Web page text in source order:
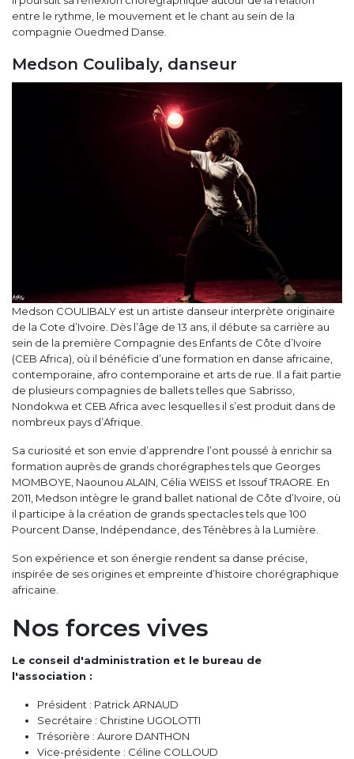
entre le rythme, le mouvement et le chant au sein de la
compagnie Ouedmed Danse.
Medson Coulibaly, danseur
Medson COULIBALY est un artiste danseur interprète originaire
de la Cote d’Ivoire. Dès l’âge de 13 ans, il débute sa carrière au
sein de la première Compagnie des Enfants de Côte d’Ivoire
(CEB Africa), où il bénéficie d’une formation en danse africaine,
contemporaine, afro contemporaine et arts de rue. Il a fait partie
de plusieurs compagnies de ballets telles que Sabrisso,
Nondokwa et CEB Africa avec lesquelles il s’est produit dans de
nombreux pays d’Afrique.
Sa curiosité et son envie d’apprendre l’ont poussé à enrichir sa
formation auprès de grands chorégraphes tels que Georges
MOMBOYE, Naounou ALAIN, Célia WEISS et Issouf TRAORE. En
2011, Medson intègre le grand ballet national de Côte d’Ivoire, où
il participe à la création de grands spectacles tels que 100
Pourcent Danse, Indépendance, des Ténèbres à la Lumière.
Son expérience et son énergie rendent sa danse précise,
inspirée de ses origines et empreinte d’histoire chorégraphique
africaine.
Nos forces vives
Le conseil d'administration et le bureau de
l'association :
Président : Patrick ARNAUD
Secrétaire : Christine UGOLOTTI
Trésorière : Aurore DANTHON
Vice-présidente : Céline COLLOUD